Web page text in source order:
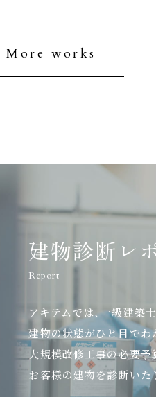
More works
建物診断レ
Report
アキテムでは、一級建築
建物の状態がひと目でわ
大規模改修工事の必要予
お客様の建物を診断いた